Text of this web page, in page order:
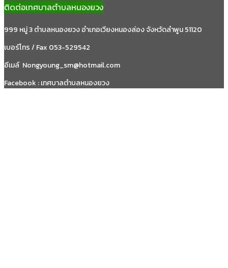
ติดต่อเทศบาลตำบลหนองยวง
999 หมู่ 3 ตำบลหนองยวง อำเภอเวียงหนองล่อง จังหวัดลำพูน 51120
เบอร์โทร / Fax 053-529542
อีเมล์ Nongyoung_sm@hotmail.com
Facebook : เทศบาลตำบลหนองยวง